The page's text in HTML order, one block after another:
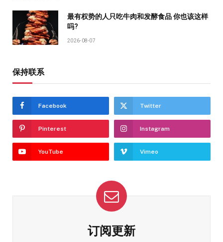
最有权势的人只吃牛肉和发酵食品 你也该这样
吗?
2026-08-07
保持联系
Facebook Twitter
Pinterest Instagram
YouTube Vimeo
订阅更新